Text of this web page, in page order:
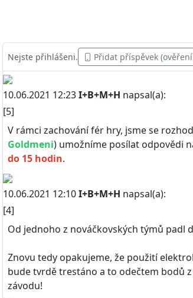
Nejste přihlášeni. Přidat příspěvek (ověření
10.06.2021 12:23I+B+M+H napsal(a):
[5]
V rámci zachování fér hry, jsme se
Goldmeni) umožníme posílat odpovědi
do 15 hodin.
10.06.2021 12:10I+B+M+H napsal(a):
[4]
Od jednoho z nováčkovských týmů padl
Znovu tedy opakujeme, že použití
bude tvrdě trestáno a to odečtem bodů
závodu!